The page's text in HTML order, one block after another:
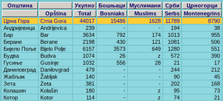
Општина Укупно Бошњаци Муслимани Срби
Црногорци
Opština
Total Bosniaks Muslims Serbs
Montenegrins
Црна Гора
Crna Gora 44017 15486 1628 11789
8790
Андријевица
Andrijevica 239 - - 194
38
Бар
Bar 3634 792 174 1013
955
Беране
Berane 2198 430 121 1081
506
Бијело Поље
Bijelo Polje 6157 3573 649 1280
551
Будва
Budva 1074 26 z 572
390
Гусиње
Gusinje 1032 556 28 21
17
Даниловград
Danilovgrad 479 - - 244
212
Жабљак
Žabljak 140 - - 90
45
Зета
Zeta 381 - - 202
168
Колашин
Kolašin 180 - z 95
73
Котор
Kotor 114 - z 74
21